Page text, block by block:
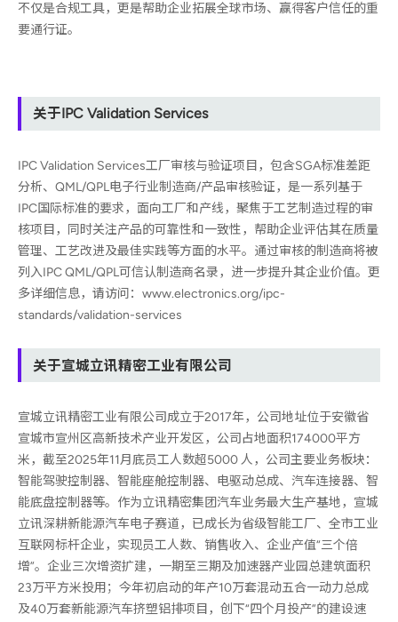
不仅是合规工具，更是帮助企业拓展全球市场、赢得客户信任的重
要通行证。
关于IPC Validation Services
IPC Validation Services工厂审核与验证项目，包含SGA标准差距
分析、QML/QPL电子行业制造商/产品审核验证，是一系列基于
IPC国际标准的要求，面向工厂和产线，聚焦于工艺制造过程的审
核项目，同时关注产品的可靠性和一致性，帮助企业评估其在质量
管理、工艺改进及最佳实践等方面的水平。通过审核的制造商将被
列入IPC QML/QPL可信认制造商名录，进一步提升其企业价值。更
多详细信息，请访问：www.electronics.org/ipc-
standards/validation-services
关于宣城立讯精密工业有限公司
宣城立讯精密工业有限公司成立于2017年，公司地址位于安徽省
宣城市宣州区高新技术产业开发区，公司占地面积174000平方
米，截至2025年11月底员工人数超5000 人，公司主要业务板块：
智能驾驶控制器、智能座舱控制器、电驱动总成、汽车连接器、智
能底盘控制器等。作为立讯精密集团汽车业务最大生产基地，宣城
立讯深耕新能源汽车电子赛道，已成长为省级智能工厂、全市工业
互联网标杆企业，实现员工人数、销售收入、企业产值“三个倍
增”。企业三次增资扩建，一期至三期及加速器产业园总建筑面积
23万平方米投用；今年初启动的年产10万套混动五合一动力总成
及40万套新能源汽车挤塑铝排项目，创下“四个月投产”的建设速